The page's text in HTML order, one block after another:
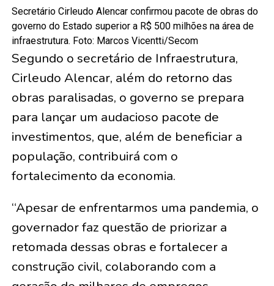
Secretário Cirleudo Alencar confirmou pacote de obras do
governo do Estado superior a R$ 500 milhões na área de
infraestrutura. Foto: Marcos Vicentti/Secom
Segundo o secretário de Infraestrutura,
Cirleudo Alencar, além do retorno das
obras paralisadas, o governo se prepara
para lançar um audacioso pacote de
investimentos, que, além de beneficiar a
população, contribuirá com o
fortalecimento da economia.
“Apesar de enfrentarmos uma pandemia, o
governador faz questão de priorizar a
retomada dessas obras e fortalecer a
construção civil, colaborando com a